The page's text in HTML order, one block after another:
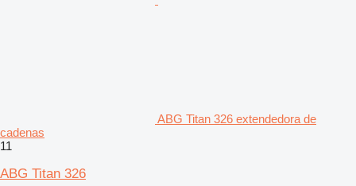
ABG Titan 326 extendedora de
cadenas
11
ABG Titan 326